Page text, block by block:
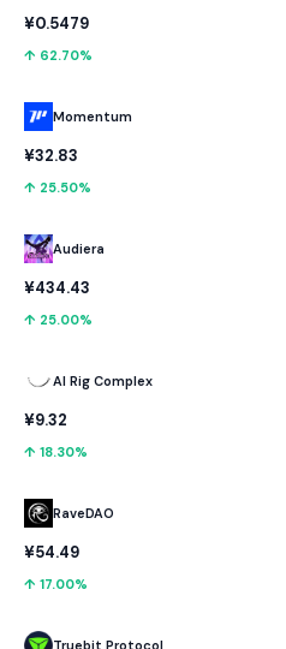
¥0.5479
↑ 62.70%
Momentum
¥32.83
↑ 25.50%
Audiera
¥434.43
↑ 25.00%
AI Rig Complex
¥9.32
↑ 18.30%
RaveDAO
¥54.49
↑ 17.00%
Truebit Protocol